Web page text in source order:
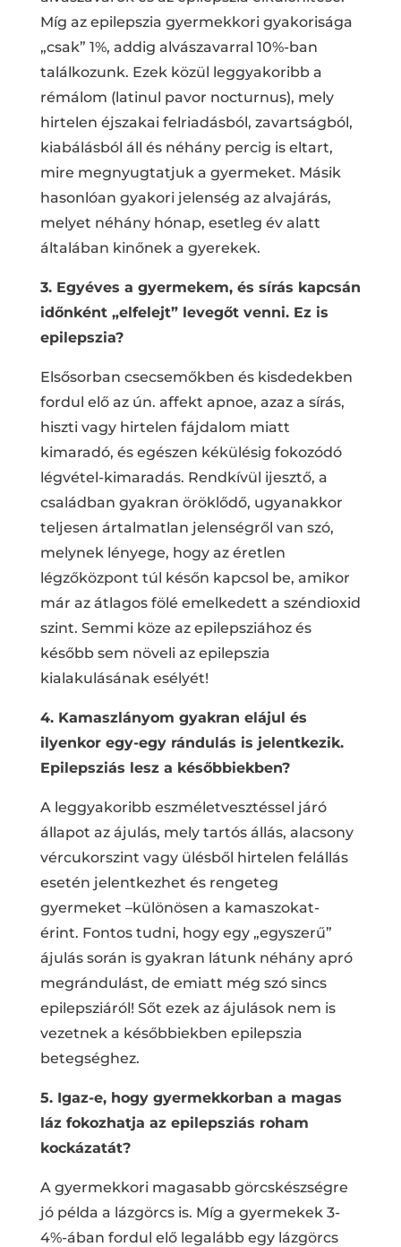
Míg az epilepszia gyermekkori gyakorisága
„csak” 1%, addig alvászavarral 10%-ban
találkozunk. Ezek közül leggyakoribb a
rémálom (latinul pavor nocturnus), mely
hirtelen éjszakai felriadásból, zavartságból,
kiabálásból áll és néhány percig is eltart,
mire megnyugtatjuk a gyermeket. Másik
hasonlóan gyakori jelenség az alvajárás,
melyet néhány hónap, esetleg év alatt
általában kinőnek a gyerekek.
3. Egyéves a gyermekem, és sírás kapcsán
időnként „elfelejt” levegőt venni. Ez is
epilepszia?
Elsősorban csecsemőkben és kisdedekben
fordul elő az ún. affekt apnoe, azaz a sírás,
hiszti vagy hirtelen fájdalom miatt
kimaradó, és egészen kékülésig fokozódó
légvétel-kimaradás. Rendkívül ijesztő, a
családban gyakran öröklődő, ugyanakkor
teljesen ártalmatlan jelenségről van szó,
melynek lényege, hogy az éretlen
légzőközpont túl későn kapcsol be, amikor
már az átlagos fölé emelkedett a széndioxid
szint. Semmi köze az epilepsziához és
később sem növeli az epilepszia
kialakulásának esélyét!
4. Kamaszlányom gyakran elájul és
ilyenkor egy-egy rándulás is jelentkezik.
Epilepsziás lesz a későbbiekben?
A leggyakoribb eszméletvesztéssel járó
állapot az ájulás, mely tartós állás, alacsony
vércukorszint vagy ülésből hirtelen felállás
esetén jelentkezhet és rengeteg
gyermeket –különösen a kamaszokat-
érint. Fontos tudni, hogy egy „egyszerű”
ájulás során is gyakran látunk néhány apró
megrándulást, de emiatt még szó sincs
epilepsziáról! Sőt ezek az ájulások nem is
vezetnek a későbbiekben epilepszia
betegséghez.
5. Igaz-e, hogy gyermekkorban a magas
láz fokozhatja az epilepsziás roham
kockázatát?
A gyermekkori magasabb görcskészségre
jó példa a lázgörcs is. Míg a gyermekek 3-
4%-ában fordul elő legalább egy lázgörcs